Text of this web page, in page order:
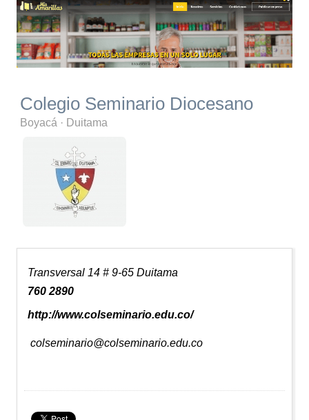
Colegio Seminario Diocesano
Boyacá · Duitama
Transversal 14 # 9-65 Duitama
760 2890
http://www.colseminario.edu.co/
colseminario@colseminario.edu.co